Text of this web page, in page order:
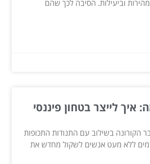
וביעילות. הסיבה לכך שהם
איך לייצר בטחון פיננסי
הקורונה בשילוב עם התנודות התכופות
ללא מעט אנשים לשקול מחדש את